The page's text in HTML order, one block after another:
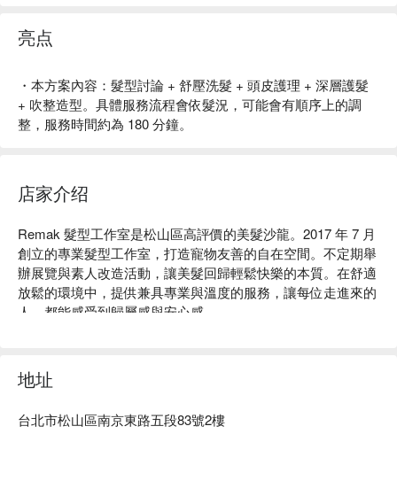
亮点
・本方案內容：髮型討論 + 舒壓洗髮 + 頭皮護理 + 深層護髮
+ 吹整造型。具體服務流程會依髮況，可能會有順序上的調
整，服務時間約為 180 分鐘。
店家介绍
Remak 髮型工作室是松山區高評價的美髮沙龍。2017 年 7 月
創立的專業髮型工作室，打造寵物友善的自在空間。不定期舉
辦展覽與素人改造活動，讓美髮回歸輕鬆快樂的本質。在舒適
放鬆的環境中，提供兼具專業與溫度的服務，讓每位走進來的
人，都能感受到歸屬感與安心感。
護髮、頭皮調理、深色染髮等服務
Remak 髮型工作室推薦：專業師傅、可愛寵物區、寵物友善
體驗。
地址
台北市松山區南京東路五段83號2樓